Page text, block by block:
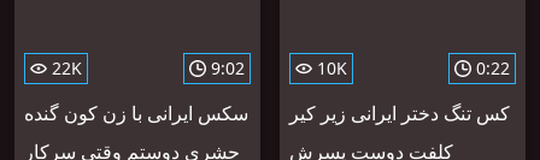
22K 9:02
سکس ایرانی با زن کون گنده
حشری دوستم وقتی سرکار
10K 0:22
کس تنگ دختر ایرانی زیر کیر
کلفت دوست پسرش